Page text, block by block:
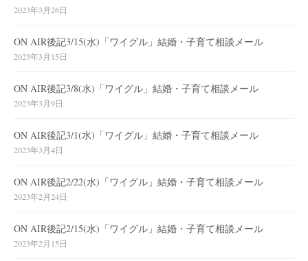
2023年3月26日
ON AIR後記3/15(水)「ワイグル」結婚・子育て相談メール
2023年3月15日
ON AIR後記3/8(水)「ワイグル」結婚・子育て相談メール
2023年3月9日
ON AIR後記3/1(水)「ワイグル」結婚・子育て相談メール
2023年3月4日
ON AIR後記2/22(水)「ワイグル」結婚・子育て相談メール
2023年2月24日
ON AIR後記2/15(水)「ワイグル」結婚・子育て相談メール
2023年2月15日